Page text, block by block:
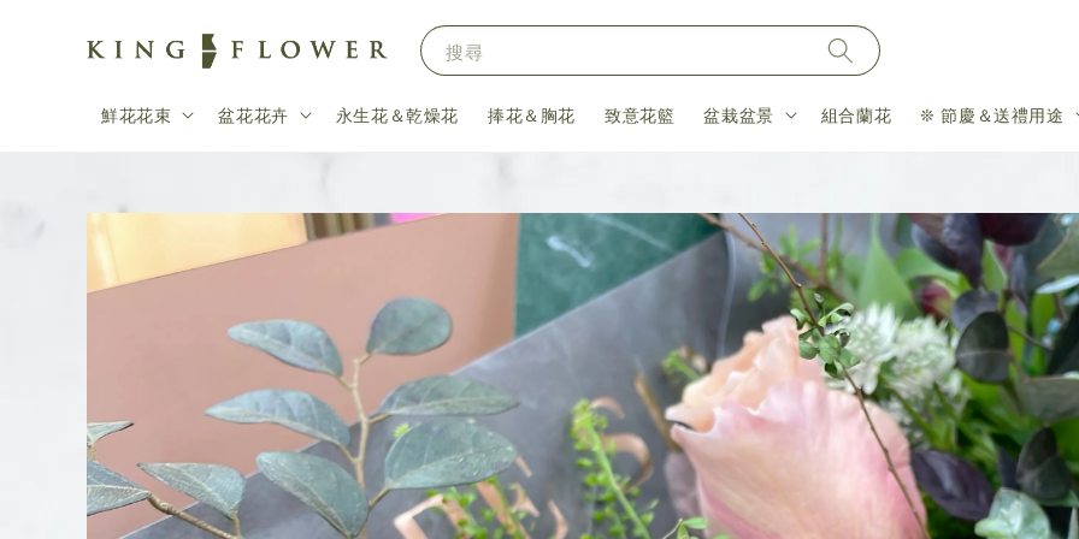
搜尋
鮮花花束 盆花花卉 永生花＆乾燥花 捧花＆胸花 致意花籃 盆栽盆景 組合蘭花 ❊ 節慶＆送禮用途